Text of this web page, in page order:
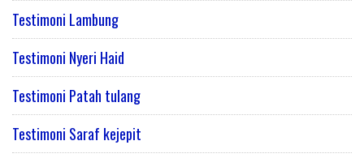
Testimoni Lambung
Testimoni Nyeri Haid
Testimoni Patah tulang
Testimoni Saraf kejepit